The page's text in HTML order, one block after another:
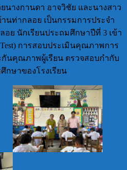
างกานดา อาจวิชัย และนางสาว
นท่ากลอย เป็นกรรมการประจำ
อย นักเรียนประถมศึกษาปีที่ 3 เข้า
การสอบประเมินคุณภาพการ
นคุณภาพผู้เรียน ตรวจสอบกำกับ
ษาของโรงเรียน